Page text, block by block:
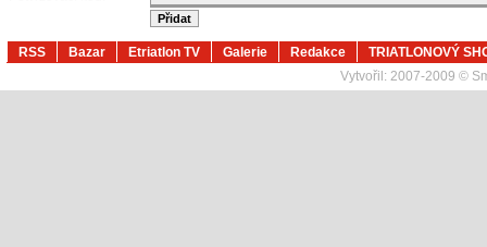
RSS Bazar Etriatlon TV Galerie Redakce
TRIATLONOVÝ
Vytvořil: 2007-2009 ©